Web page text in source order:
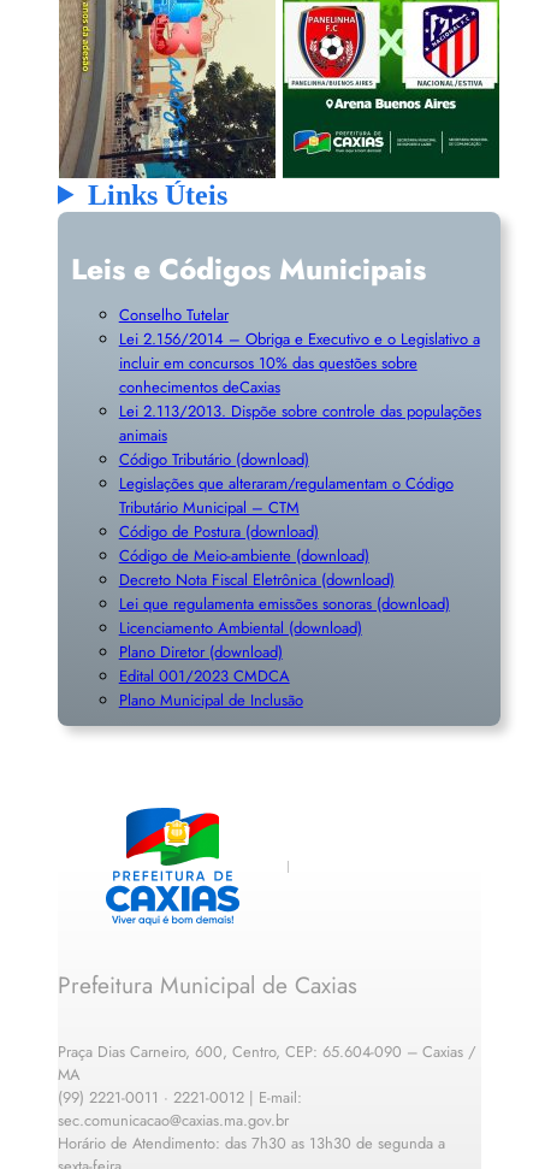
Links Úteis
Leis e Códigos Municipais
Conselho Tutelar
Lei 2.156/2014 – Obriga e Executivo e o Legislativo a
incluir em concursos 10% das questões sobre
conhecimentos deCaxias
Lei 2.113/2013. Dispõe sobre controle das populações
animais
Código Tributário (download)
Legislações que alteraram/regulamentam o Código
Tributário Municipal – CTM
Código de Postura (download)
Código de Meio-ambiente (download)
Decreto Nota Fiscal Eletrônica (download)
Lei que regulamenta emissões sonoras (download)
Licenciamento Ambiental (download)
Plano Diretor (download)
Edital 001/2023 CMDCA
Plano Municipal de Inclusão
Prefeitura Municipal de Caxias
Praça Dias Carneiro, 600, Centro, CEP: 65.604-090 – Caxias /
MA
(99) 2221-0011 · 2221-0012 | E-mail:
sec.comunicacao@caxias.ma.gov.br
Horário de Atendimento: das 7h30 as 13h30 de segunda a